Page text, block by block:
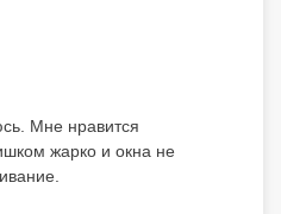
Мне нравится
жарко и окна не